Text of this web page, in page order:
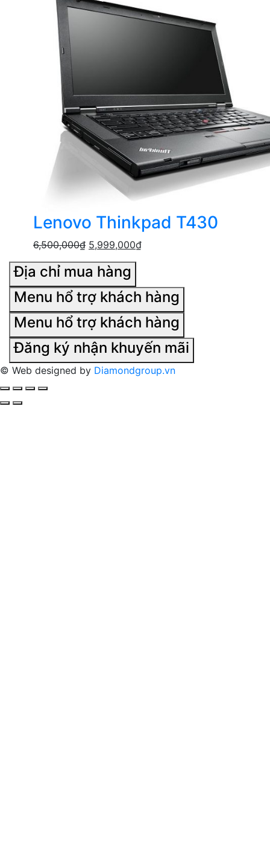
Lenovo Thinkpad T430
6,500,000₫ 5,999,000₫
Địa chỉ mua hàng
Menu hổ trợ khách hàng
Menu hổ trợ khách hàng
Đăng ký nhận khuyến mãi
© Web designed by Diamondgroup.vn